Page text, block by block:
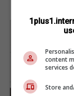
content
services
Store